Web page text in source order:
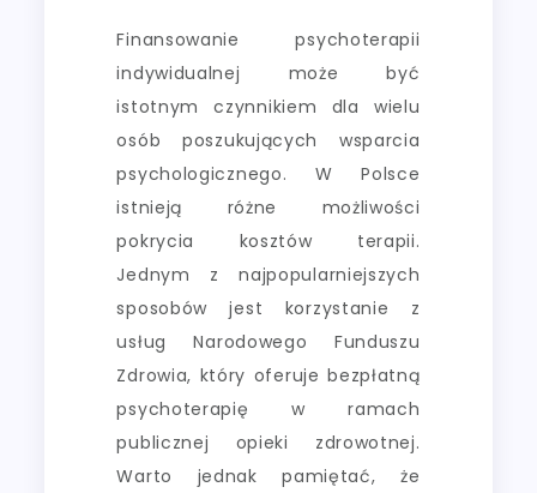
Finansowanie psychoterapii
indywidualnej może być
istotnym czynnikiem dla wielu
osób poszukujących wsparcia
psychologicznego. W Polsce
istnieją różne możliwości
pokrycia kosztów terapii.
Jednym z najpopularniejszych
sposobów jest korzystanie z
usług Narodowego Funduszu
Zdrowia, który oferuje bezpłatną
psychoterapię w ramach
publicznej opieki zdrowotnej.
Warto jednak pamiętać, że